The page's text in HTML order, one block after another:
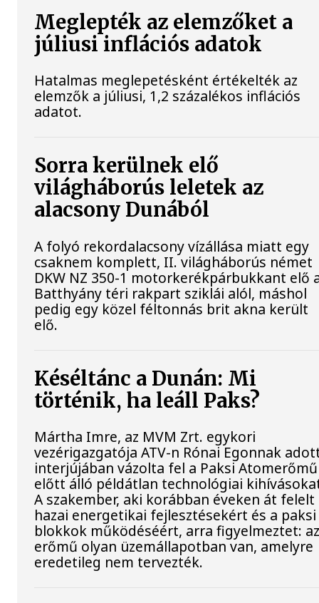
Meglepték az elemzőket a
júliusi inflációs adatok
Hatalmas meglepetésként értékelték az
elemzők a júliusi, 1,2 százalékos inflációs
adatot.
Sorra kerülnek elő
világháborús leletek az
alacsony Dunából
A folyó rekordalacsony vízállása miatt egy
csaknem komplett, II. világháborús német
DKW NZ 350-1 motorkerékpárbukkant elő
Batthyány téri rakpart sziklái alól, máshol
pedig egy közel féltonnás brit akna került
elő.
Késéltánc a Dunán: Mi
történik, ha leáll Paks?
Mártha Imre, az MVM Zrt. egykori
vezérigazgatója ATV-n Rónai Egonnak
interjújában vázolta fel a Paksi Atomerőmű
előtt álló példátlan technológiai
A szakember, aki korábban éveken át felelt
hazai energetikai fejlesztésekért és a paksi
blokkok működéséért, arra figyelmeztet:
erőmű olyan üzemállapotban van, amelyre
eredetileg nem tervezték.